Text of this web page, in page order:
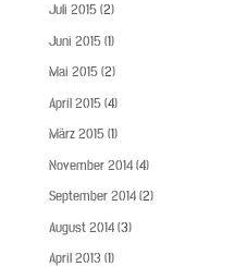
Juli 2015(2)
Juni 2015(1)
Mai 2015(2)
April 2015(4)
März 2015(1)
November 2014(4)
September 2014(2)
August 2014(3)
April 2013 (1)